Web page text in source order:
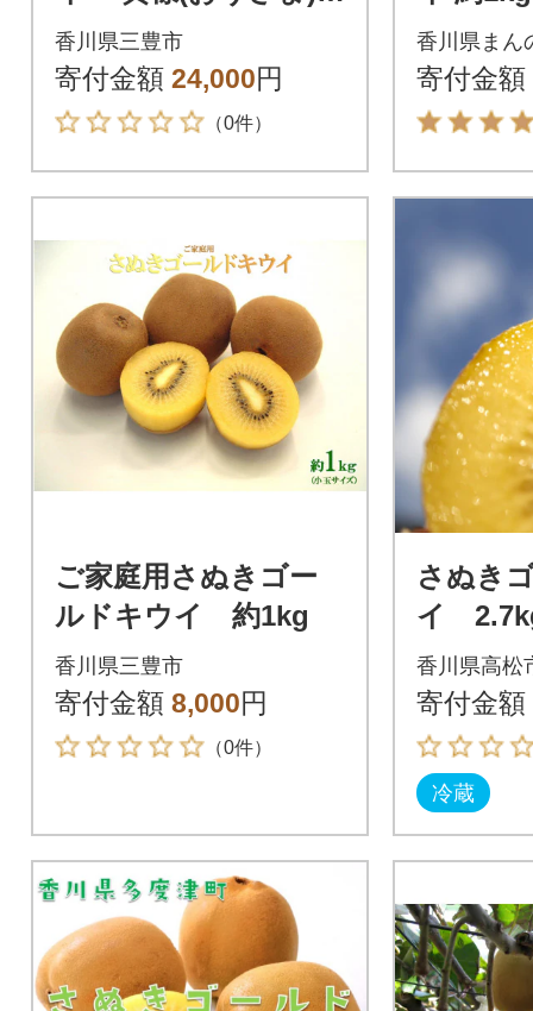
大玉約3.5kg
香川県三豊市
寄付金額 24,000円
（0件）
香川県まん
寄付金額
ご家庭用さぬきゴー
ルドキウイ 約1kg
香川県三豊市
寄付金額 8,000円
（0件）
さぬき
イ
香川県高松
寄付金額
冷蔵